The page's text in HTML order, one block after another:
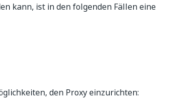
kann, ist in den folgenden Fällen eine
den Proxy einzurichten: